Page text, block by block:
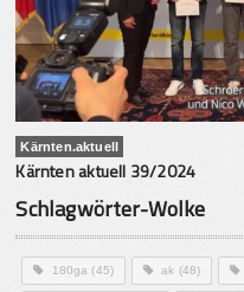
Kärnten.aktuell
Kärnten aktuell 39/2024
Schlagwörter-Wolke
180ga (45) ak (48)